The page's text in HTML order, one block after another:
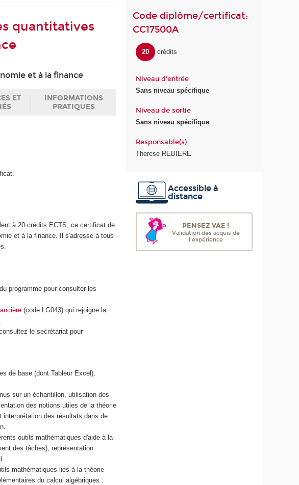
quantitatives
et à la finance
ET
INFORMATIONS
PRATIQUES
à 20 crédits ECTS, ce certificat de
et à la finance. Il s'adresse à tous
programme pour consulter les
(code LG043) qui rejoigne la
le secrétariat pour
de base (dont Tableur Excel),
sur un échantillon, utilisation des
des notions utiles de la théorie
des résultats dans de
outils mathématiques d'aide à la
des tâches), représentation
mathématiques liés à la théorie
du calcul algébriques :
Code diplôme/certificat:
CC17500A
20 crédits
Niveau d'entrée
Sans niveau spécifique
Niveau de sortie
Sans niveau spécifique
Responsable(s)
Therese REBIERE
Accessible à
distance
PENSEZ VAE !
Validation des acquis de
l'expérience